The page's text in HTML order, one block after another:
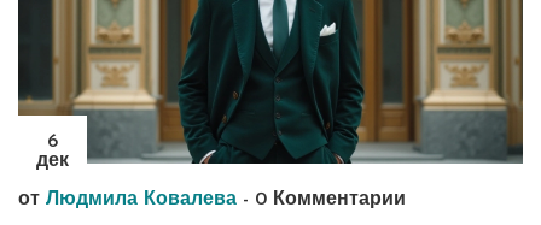
6
дек
от Людмила Ковалева - 0 Комментарии